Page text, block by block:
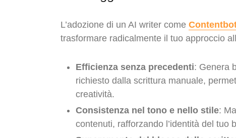
L’adozione di un AI writer come
trasformare radicalmente il tuo approccio
Efficienza senza precedenti: Genera
richiesto dalla scrittura manuale,
creatività.
Consistenza nel tono e nello stile:
contenuti, rafforzando l’identità del tuo